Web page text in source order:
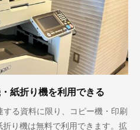
紙折り機を利用できる
る資料に限り、コピー機・印刷
り機は無料で利用できます。拡